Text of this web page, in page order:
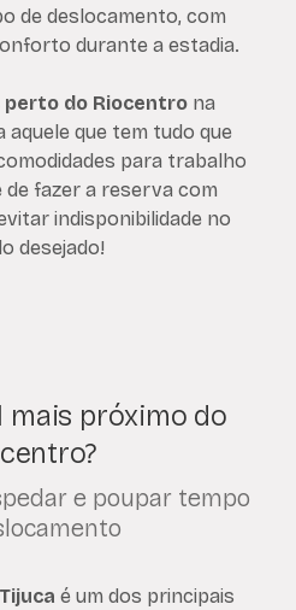
de deslocamento, com
durante a estadia.
perto do Riocentrona
aquele que tem tudo que
para trabalho
de fazer a reserva com
indisponibilidade no
desejado!
mais próximo do
e poupar tempo
é um dos principais